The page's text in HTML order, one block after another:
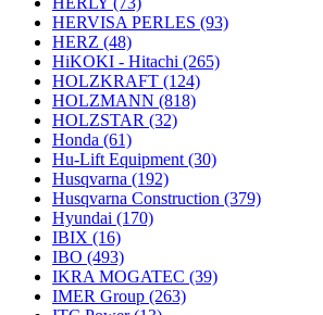
HERVISA PERLES (93)
HERZ (48)
HiKOKI - Hitachi (265)
HOLZKRAFT (124)
HOLZMANN (818)
HOLZSTAR (32)
Honda (61)
Hu-Lift Equipment (30)
Husqvarna (192)
Husqvarna Construction (379)
Hyundai (170)
IBIX (16)
IBO (493)
IKRA MOGATEC (39)
IMER Group (263)